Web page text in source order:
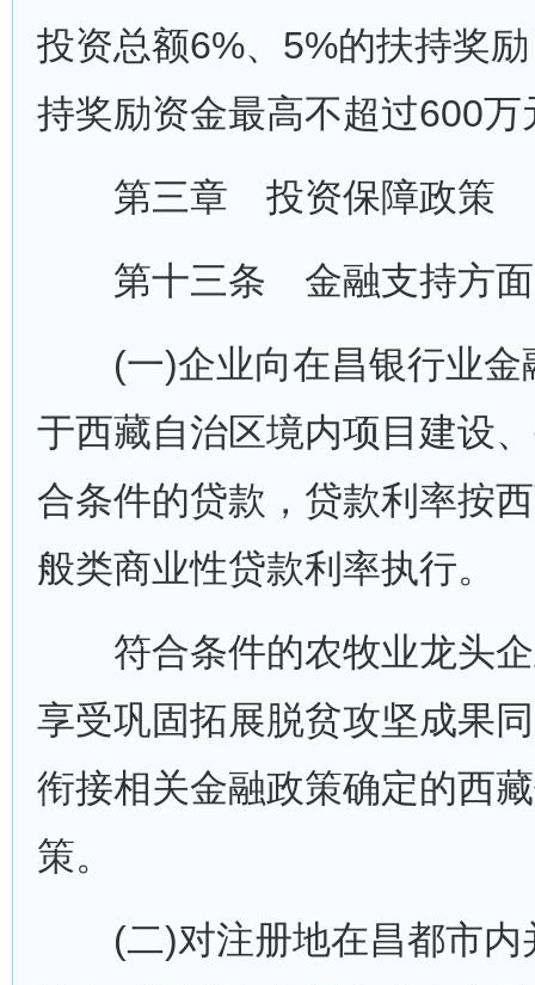
投资总额6%、5%的扶持奖
持奖励资金最高不超过600
第三章 投资保障政策
第十三条 金融支持方面
(一)企业向在昌银行业金
于西藏自治区境内项目建设
合条件的贷款，贷款利率按
般类商业性贷款利率执行。
符合条件的农牧业龙头企
享受巩固拓展脱贫攻坚成果
衔接相关金融政策确定的西
策。
(二)对注册地在昌都市内